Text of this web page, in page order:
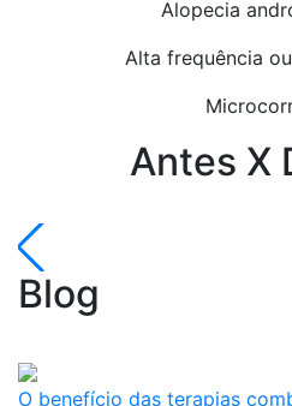
Alopecia
Alta frequência
Antes X
Blog
O benefício das terapias